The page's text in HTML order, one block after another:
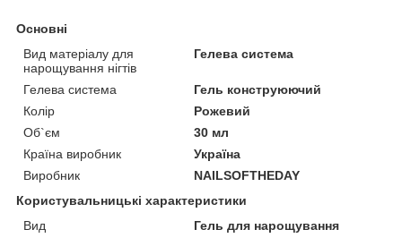
Основні
Вид матеріалу для
нарощування нігтів
Гелева система
Гелева система
Гель конструюючий
Колір
Рожевий
Об`єм
30 мл
Країна виробник
Україна
Виробник
NAILSOFTHEDAY
Користувальницькі характеристики
Вид
Гель для нарощування